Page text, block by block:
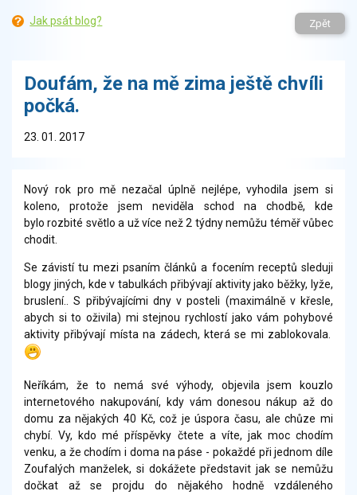
Jak psát blog? Zpět
Doufám, že na mě zima ještě chvíli
počká.
23. 01. 2017
Nový rok pro mě nezačal úplně nejlépe, vyhodila jsem si
koleno, protože jsem neviděla schod na chodbě, kde
bylo rozbité světlo a už více než 2 týdny nemůžu téměř vůbec
chodit.
Se závistí tu mezi psaním článků a focením receptů sleduji
blogy jiných, kde v tabulkách přibývají aktivity jako běžky, lyže,
bruslení.. S přibývajícími dny v posteli (maximálně v křesle,
abych si to oživila) mi stejnou rychlostí jako vám pohybové
aktivity přibývají místa na zádech, která se mi zablokovala.
Neříkám, že to nemá své výhody, objevila jsem kouzlo
internetového nakupování, kdy vám donesou nákup až do
domu za nějakých 40 Kč, což je úspora času, ale chůze mi
chybí. Vy, kdo mé příspěvky čtete a víte, jak moc chodím
venku, a že chodím i doma na páse - pokaždé při jednom díle
Zoufalých manželek, si dokážete představit jak se nemůžu
dočkat až se projdu do nějakého hodně vzdáleného